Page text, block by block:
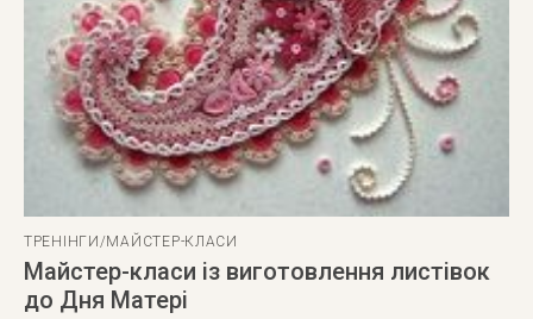
ТРЕНІНГИ/МАЙСТЕР-КЛАСИ
Майстер-класи із виготовлення листівок
до Дня Матері